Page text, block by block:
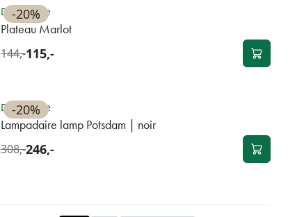
-20%
Disponible
Plateau Marlot
144,-115,-
-20%
Disponible
Lampadaire lamp Potsdam | noir
308,-246,-